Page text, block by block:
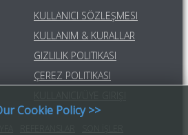
KULLANICI SÖZLEŞMESI
KULLANIM & KURALLAR
GIZLILIK POLITIKASI
ÇEREZ POLITIKASI
Cookie Policy >>